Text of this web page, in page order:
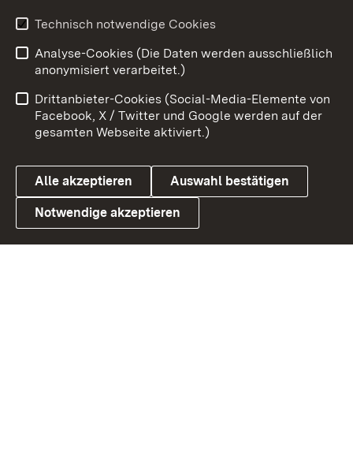
Link zum Landesportal
Impressum
Kontakt
Barrierefreiheit
Datenschutz
Cookies
Technisch notwendige Cookies
Analyse-Cookies (Die Daten werden ausschließlich
anonymisiert verarbeitet.)
Drittanbieter-Cookies (Social-Media-Elemente von
Facebook, X / Twitter und Google werden auf der
gesamten Webseite aktiviert.)
Alle akzeptieren Auswahl bestätigen
Notwendige akzeptieren